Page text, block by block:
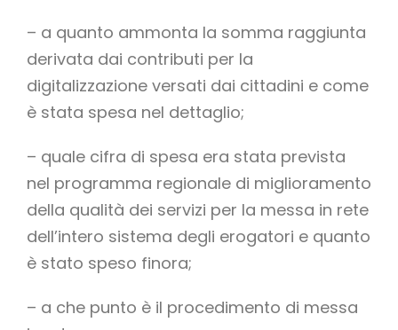
– a quanto ammonta la somma raggiunta
derivata dai contributi per la
digitalizzazione versati dai cittadini e come
è stata spesa nel dettaglio;
– quale cifra di spesa era stata prevista
nel programma regionale di miglioramento
della qualità dei servizi per la messa in rete
dell’intero sistema degli erogatori e quanto
è stato speso finora;
– a che punto è il procedimento di messa